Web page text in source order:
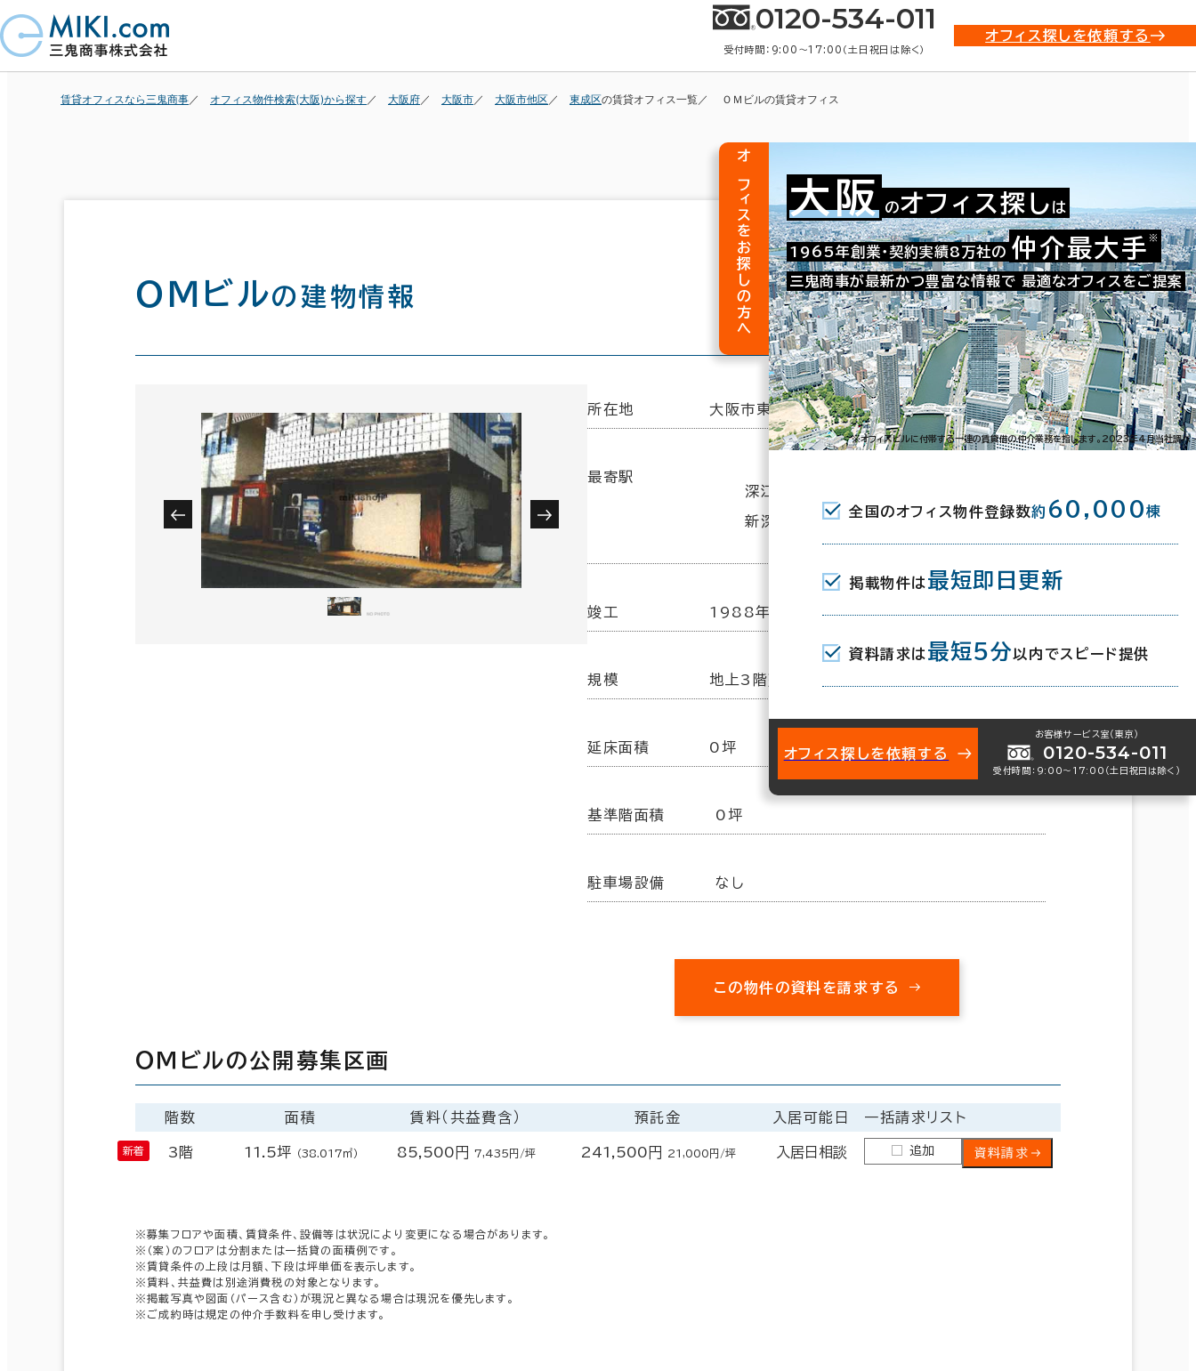
0120-534-011
受付時間：9:00〜17:00（土日祝日は除く）
オフィス探しを依頼する
賃貸オフィスなら三鬼商事 オフィス物件検索(大阪)から探す 大阪府 大阪市 大阪市他区 東成区の賃貸オフィス一覧 ＯＭビルの賃貸オフィス
ＯＭビルの建物情報
お問い合わせ番号：009-45196
所在地 大阪市東成区神路2-2-12
最寄駅
深江橋駅 ( 地下鉄中央線 ) 4番口 7分
新深江駅 ( 地下鉄千日前線 ) 3番口 12分
竣工 1988年
規模 地上3階建
延床面積 0坪
基準階面積 0坪
駐車場設備 なし
この物件の資料を請求する
ＯＭビルの公開募集区画
階数 面積 賃料（共益費含） 預託金 入居可能日 一括請求リスト
3階 11.5坪 （38.017㎡） 85,500円 7,435円/坪 241,500円 21,000円/坪 入居日相談 追加 資料請求
※募集フロアや面積、賃貸条件、設備等は状況により変更になる場合があります。
※（案）のフロアは分割または一括貸の面積例です。
※賃貸条件の上段は月額、下段は坪単価を表示します。
※賃料、共益費は別途消費税の対象となります。
※掲載写真や図面（パース含む）が現況と異なる場合は現況を優先します。
※ご成約時は規定の仲介手数料を申し受けます。
オフィスをお探しの方へ 大阪 のオフィス探し は
1965年創業・契約実績8万社の 仲介最大手 ※
三鬼商事が最新かつ豊富な情報で 最適なオフィスをご提案
※オフィスビルに付帯する一連の賃貸借の仲介業務を指します。2023年4月当社調べ
全国のオフィス物件登録数約 60,000棟
掲載物件は 最短即日更新
資料請求は 最短5分 以内でスピード提供
オフィス探しを依頼する
お客様サービス室（東京）
0120-534-011
受付時間：9:00〜17:00（土日祝日は除く）